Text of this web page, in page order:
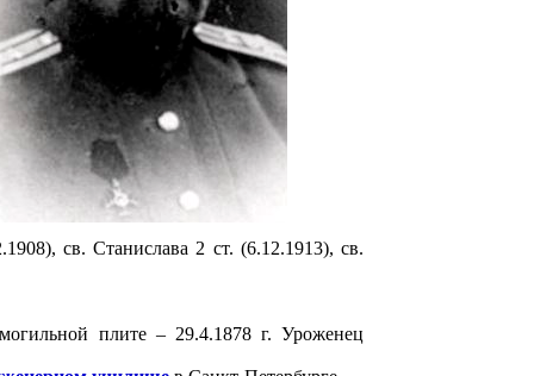
св. Станислава 2 ст. (6.12.1913), св.
плите – 29.4.1878 г. Уроженец